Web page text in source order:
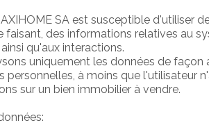
SA est susceptible d'utiliser
faisant, des informations relatives au
qu'aux interactions.
uniquement les données de
personnelles, à moins que l'utilisateur
sur un bien immobilier à vendre.